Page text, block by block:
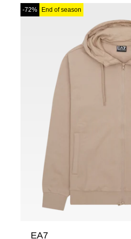
-72% End of season
EA7